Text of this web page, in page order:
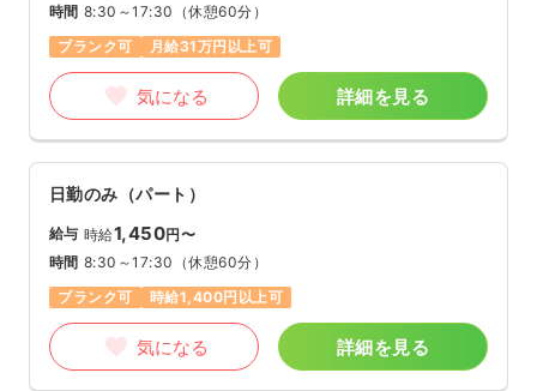
時間 8:30～17:30 （休憩60分）
ブランク可
月給31万円以上可
気になる 詳細を見る
日勤のみ（パート）
給与 時給1,450円〜
時間 8:30～17:30 （休憩60分）
ブランク可
時給1,400円以上可
気になる 詳細を見る